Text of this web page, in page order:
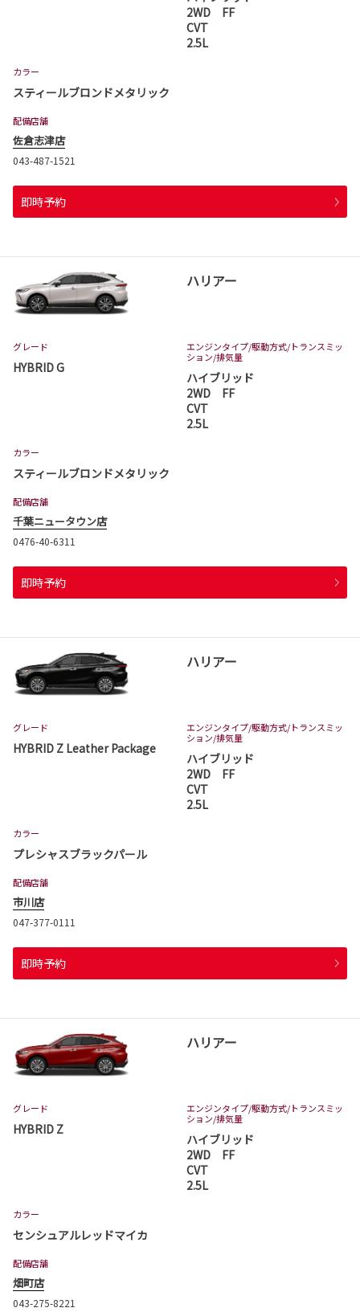
2WD FF
CVT
2.5L
カラー
スティールブロンドメタリック
配備店舗
佐倉志津店
043-487-1521
即時予約
ハリアー
グレード
HYBRID G
エンジンタイプ/駆動方式/トランスミッ
ション/排気量
ハイブリッド
2WD FF
CVT
2.5L
カラー
スティールブロンドメタリック
配備店舗
千葉ニュータウン店
0476-40-6311
即時予約
ハリアー
グレード
HYBRID Z Leather Package
エンジンタイプ/駆動方式/トランスミッ
ション/排気量
ハイブリッド
2WD FF
CVT
2.5L
カラー
プレシャスブラックパール
配備店舗
市川店
047-377-0111
即時予約
ハリアー
グレード
HYBRID Z
エンジンタイプ/駆動方式/トランスミッ
ション/排気量
ハイブリッド
2WD FF
CVT
2.5L
カラー
センシュアルレッドマイカ
配備店舗
畑町店
043-275-8221